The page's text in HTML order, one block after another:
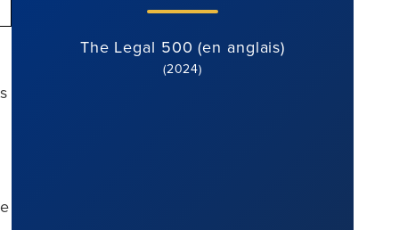
The Legal 500 (en anglais)